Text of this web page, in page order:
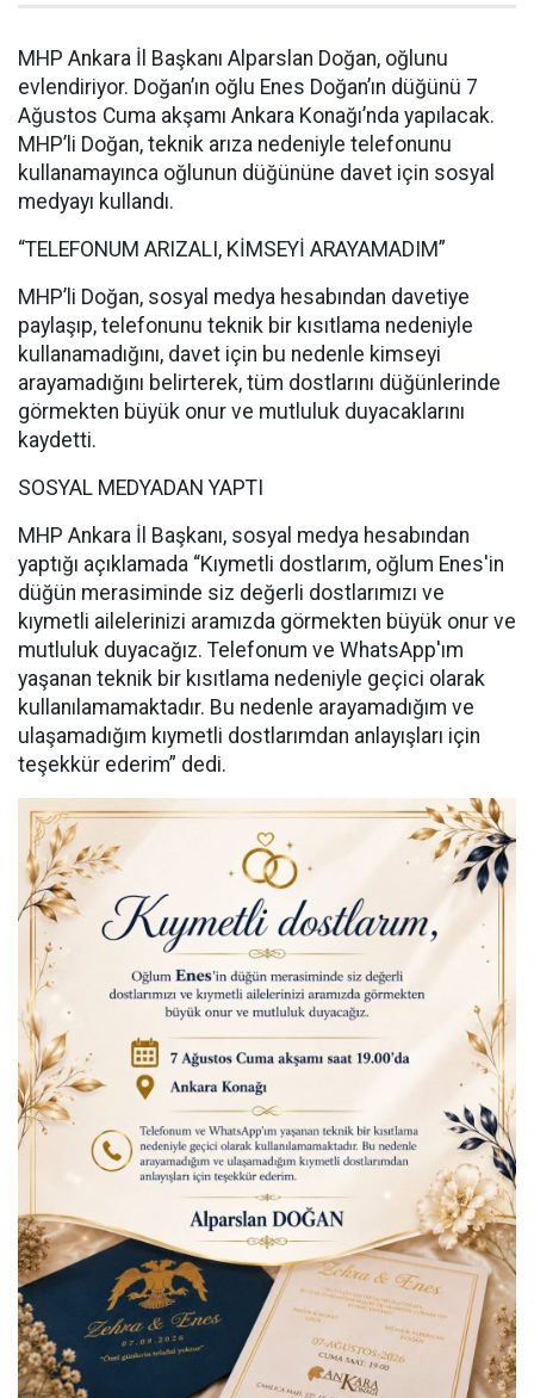
MHP Ankara İl Başkanı Alparslan Doğan, oğlunu
evlendiriyor. Doğan’ın oğlu Enes Doğan’ın düğünü 7
Ağustos Cuma akşamı Ankara Konağı’nda yapılacak.
MHP’li Doğan, teknik arıza nedeniyle telefonunu
kullanamayınca oğlunun düğününe davet için sosyal
medyayı kullandı.
“TELEFONUM ARIZALI, KİMSEYİ ARAYAMADIM”
MHP’li Doğan, sosyal medya hesabından davetiye
paylaşıp, telefonunu teknik bir kısıtlama nedeniyle
kullanamadığını, davet için bu nedenle kimseyi
arayamadığını belirterek, tüm dostlarını düğünlerinde
görmekten büyük onur ve mutluluk duyacaklarını
kaydetti.
SOSYAL MEDYADAN YAPTI
MHP Ankara İl Başkanı, sosyal medya hesabından
yaptığı açıklamada “Kıymetli dostlarım, oğlum Enes'in
düğün merasiminde siz değerli dostlarımızı ve
kıymetli ailelerinizi aramızda görmekten büyük onur ve
mutluluk duyacağız. Telefonum ve WhatsApp'ım
yaşanan teknik bir kısıtlama nedeniyle geçici olarak
kullanılamamaktadır. Bu nedenle arayamadığım ve
ulaşamadığım kıymetli dostlarımdan anlayışları için
teşekkür ederim” dedi.